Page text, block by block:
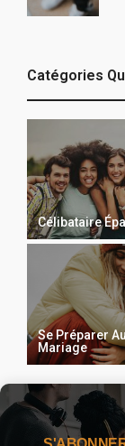
Catégories
Célibataire
Se Préparer
Mariage
Recevoir